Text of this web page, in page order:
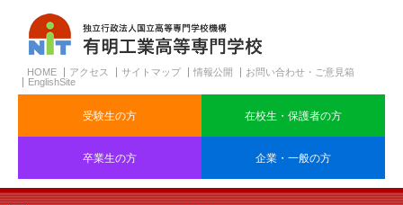
HOME アクセス サイトマップ 情報公開
お問い合わせ・ご意見箱
EnglishSite
受験生の方 在校生・保護者の方
卒業生の方 企業・一般の方